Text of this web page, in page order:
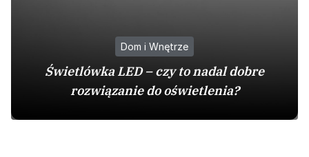
Dom i Wnętrze
Świetlówka LED – czy to nadal dobre
rozwiązanie do oświetlenia?